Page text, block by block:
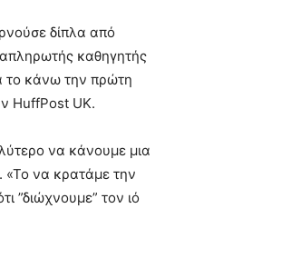
δίπλα από
καθηγητής
το κάνω την πρώτη
HuffPost UK.
να κάνουμε μια
«Το να κρατάμε την
”διώχνουμε” τον ιό